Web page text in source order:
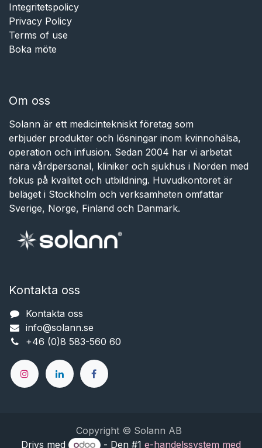
Integritetspolicy
Privacy Policy
Terms of use
Boka möte
Om oss
Solann är ett medicintekniskt företag som
erbjuder produkter och lösningar inom kvinnohälsa,
operation och infusion. Sedan 2004 har vi arbetat
nära vårdpersonal, kliniker och sjukhus i Norden med
fokus på kvalitet och utbildning. Huvudkontoret är
beläget i Stockholm och verksamheten omfattar
Sverige, Norge, Finland och Danmark.
Kontakta oss
Kontakta oss
info@solann.se​​​​​​
+46 (0)8 583-560 60
Copyright © Solann AB
Drivs med
- Den #1 e-handelssystem med